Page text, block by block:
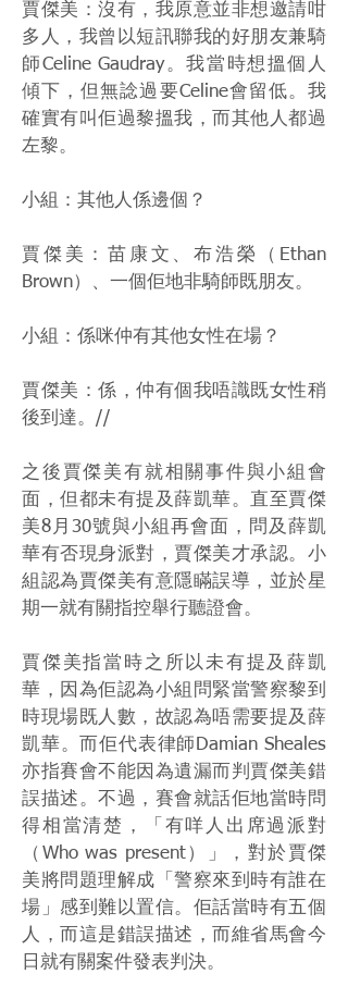
賈傑美：沒有，我原意並非想邀請咁
多人，我曾以短訊聯我的好朋友兼騎
師Celine Gaudray。我當時想搵個人
傾下，但無諗過要Celine會留低。我
確實有叫佢過黎搵我，而其他人都過
左黎。
小組：其他人係邊個？
賈傑美：苗康文、布浩榮（Ethan
Brown）、一個佢地非騎師既朋友。
小組：係咪仲有其他女性在場？
賈傑美：係，仲有個我唔識既女性稍
後到達。//
之後賈傑美有就相關事件與小組會
面，但都未有提及薛凱華。直至賈傑
美8月30號與小組再會面，問及薛凱
華有否現身派對，賈傑美才承認。小
組認為賈傑美有意隱瞞誤導，並於星
期一就有關指控舉行聽證會。
賈傑美指當時之所以未有提及薛凱
華，因為佢認為小組問緊當警察黎到
時現場既人數，故認為唔需要提及薛
凱華。而佢代表律師Damian Sheales
亦指賽會不能因為遺漏而判賈傑美錯
誤描述。不過，賽會就話佢地當時問
得相當清楚，「有咩人出席過派對
（Who was present）」，對於賈傑
美將問題理解成「警察來到時有誰在
場」感到難以置信。佢話當時有五個
人，而這是錯誤描述，而維省馬會今
日就有關案件發表判決。